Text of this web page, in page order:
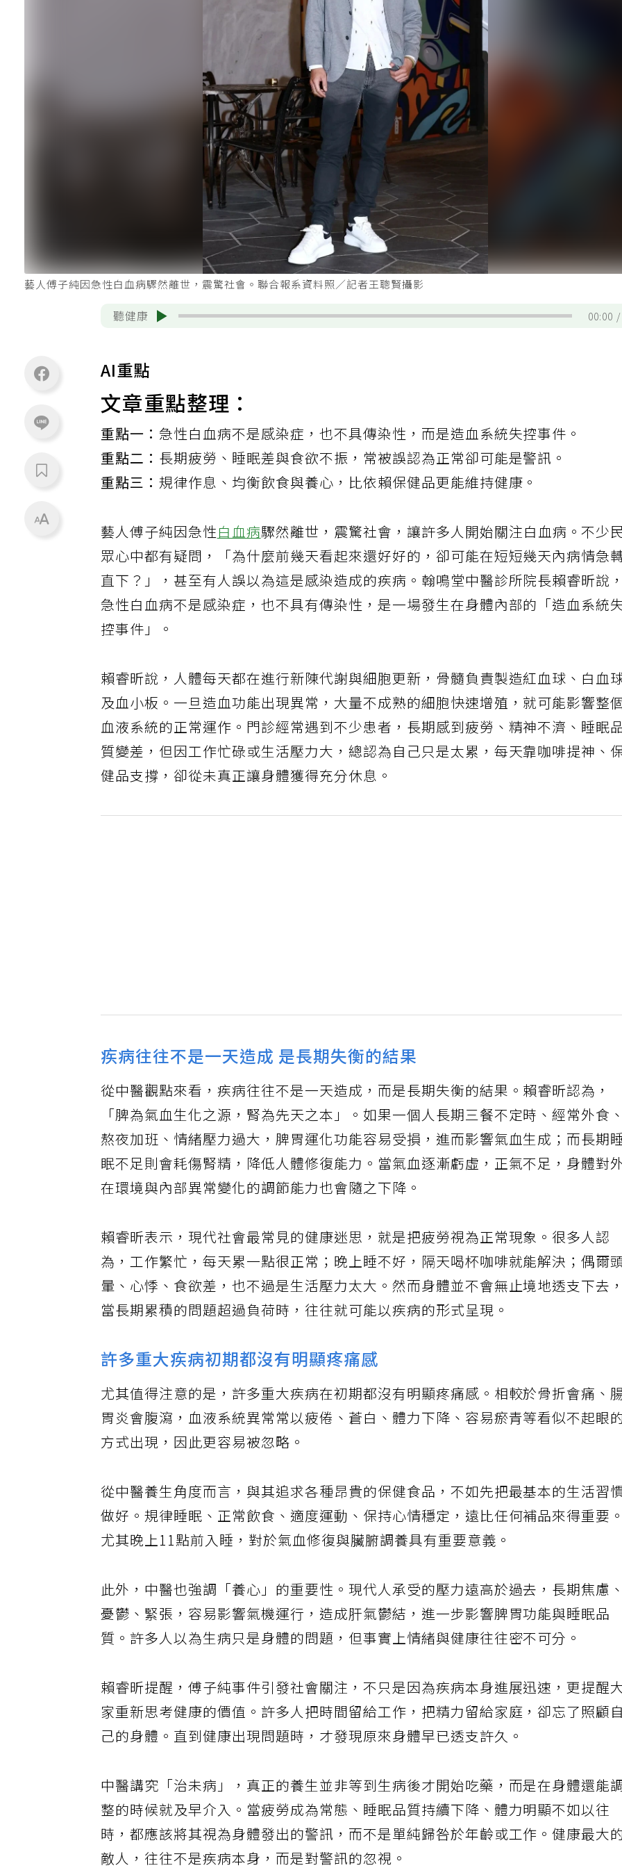
藝人傅子純因急性白血病驟然離世，震驚社會。聯合報系資料照／記者王聰賢攝影
聽健康 00:00
AI重點
文章重點整理：
重點一： 急性白血病不是感染症，也不具傳染性，而是造血系統失控事件。
重點二： 長期疲勞、睡眠差與食欲不振，常被誤認為正常卻可能是警訊。
重點三：規律作息、均衡飲食與養心，比依賴保健品更能維持健康。
藝人傅子純因急性白血病驟然離世，震驚社會，讓許多人開始關注白血病。不少
眾心中都有疑問，「為什麼前幾天看起來還好好的，卻可能在短短幾天內病情急
直下？」，甚至有人誤以為這是感染造成的疾病。翰鳴堂中醫診所院長賴睿昕說，
急性白血病不是感染症，也不具有傳染性，是一場發生在身體內部的「造血系統
控事件」。
賴睿昕說，人體每天都在進行新陳代謝與細胞更新，骨髓負責製造紅血球、白血
及血小板。一旦造血功能出現異常，大量不成熟的細胞快速增殖，就可能影響整
血液系統的正常運作。門診經常遇到不少患者，長期感到疲勞、精神不濟、睡眠
質變差，但因工作忙碌或生活壓力大，總認為自己只是太累，每天靠咖啡提神、
健品支撐，卻從未真正讓身體獲得充分休息。
疾病往往不是一天造成 是長期失衡的結果
從中醫觀點來看，疾病往往不是一天造成，而是長期失衡的結果。賴睿昕認為，
「脾為氣血生化之源，腎為先天之本」。如果一個人長期三餐不定時、經常外食、
熬夜加班、情緒壓力過大，脾胃運化功能容易受損，進而影響氣血生成；而長期
眠不足則會耗傷腎精，降低人體修復能力。當氣血逐漸虧虛，正氣不足，身體對
在環境與內部異常變化的調節能力也會隨之下降。
賴睿昕表示，現代社會最常見的健康迷思，就是把疲勞視為正常現象。很多人認
為，工作繁忙，每天累一點很正常；晚上睡不好，隔天喝杯咖啡就能解決；偶爾
暈、心悸、食欲差，也不過是生活壓力太大。然而身體並不會無止境地透支下去，
當長期累積的問題超過負荷時，往往就可能以疾病的形式呈現。
許多重大疾病初期都沒有明顯疼痛感
尤其值得注意的是，許多重大疾病在初期都沒有明顯疼痛感。相較於骨折會痛、腸
胃炎會腹瀉，血液系統異常常以疲倦、蒼白、體力下降、容易瘀青等看似不起眼的
方式出現，因此更容易被忽略。
從中醫養生角度而言，與其追求各種昂貴的保健食品，不如先把最基本的生活習
做好。規律睡眠、正常飲食、適度運動、保持心情穩定，遠比任何補品來得重要。
尤其晚上11點前入睡，對於氣血修復與臟腑調養具有重要意義。
此外，中醫也強調「養心」的重要性。現代人承受的壓力遠高於過去，長期焦慮、
憂鬱、緊張，容易影響氣機運行，造成肝氣鬱結，進一步影響脾胃功能與睡眠品
質。許多人以為生病只是身體的問題，但事實上情緒與健康往往密不可分。
賴睿昕提醒，傅子純事件引發社會關注，不只是因為疾病本身進展迅速，更提醒
家重新思考健康的價值。許多人把時間留給工作，把精力留給家庭，卻忘了照顧自
己的身體。直到健康出現問題時，才發現原來身體早已透支許久。
中醫講究「治未病」，真正的養生並非等到生病後才開始吃藥，而是在身體還能
整的時候就及早介入。當疲勞成為常態、睡眠品質持續下降、體力明顯不如以往
時，都應該將其視為身體發出的警訊，而不是單純歸咎於年齡或工作。健康最大的